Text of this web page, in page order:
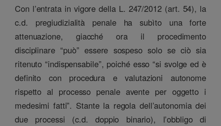
Con l’entrata in vigore della L. 247/2012 (art. 54), la
c.d. pregiudizialità penale ha subìto una forte
attenuazione, giacché ora il procedimento
disciplinare “può” essere sospeso solo se ciò sia
ritenuto “indispensabile”, poiché esso “si svolge ed è
definito con procedura e valutazioni autonome
rispetto al processo penale avente per oggetto i
medesimi fatti”. Stante la regola dell’autonomia dei
due processi (c.d. doppio binario), l’obbligo di